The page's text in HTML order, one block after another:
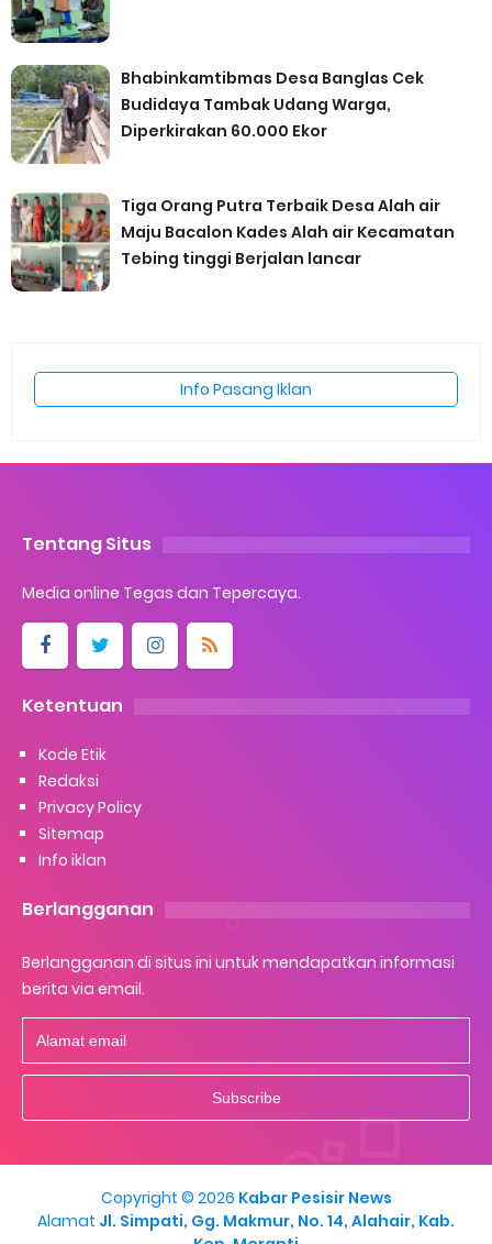
Bhabinkamtibmas Desa Banglas Cek
Budidaya Tambak Udang Warga,
Diperkirakan 60.000 Ekor
Tiga Orang Putra Terbaik Desa Alah air
Maju Bacalon Kades Alah air Kecamatan
Tebing tinggi Berjalan lancar
Info Pasang Iklan
Tentang Situs
Media online Tegas dan Tepercaya.
Ketentuan
Kode Etik
Redaksi
Privacy Policy
Sitemap
Info iklan
Berlangganan
Berlangganan di situs ini untuk mendapatkan informasi
berita via email.
Copyright © 2026 Kabar Pesisir News
Alamat Jl. Simpati, Gg. Makmur, No. 14, Alahair, Kab.